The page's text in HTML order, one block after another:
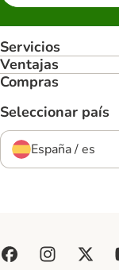
Servicios
Ventajas
Compras
Seleccionar país
España / es